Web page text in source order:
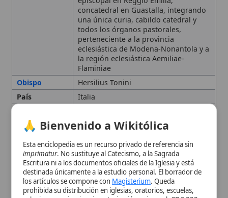
Aemiliae-Flaminiae (Emilia-Romagna)
Diócesis, Emilia-Romagna
Reggio Emilia
Denominación y sentido
eclesial de la diócesis
Territorio eclesiástico y
pertenencia a una región
eclesial
Historia reciente: la unión
plena (Reggio Emilia y
🙏 Bienvenido a Wikitólica
Esta enciclopedia es un recurso privado de referencia sin
. No sustituye al Catecismo, a la Sagrada
Escritura ni a los documentos oficiales de la Iglesia y está
destinada únicamente a la estudio personal. El borrador de
los artículos se compone conMagisterium. Queda
prohibida su distribución en iglesias, oratorios, escuelas,
colegios o seminarios sin autorización episcopal -CDC 823-.
Se insta a consultar siempre las fuentes referenciadas y a
colaborar en la perfección de los artículos mediante el uso
del menú superior. Entrando a la enciclopedia confirma que